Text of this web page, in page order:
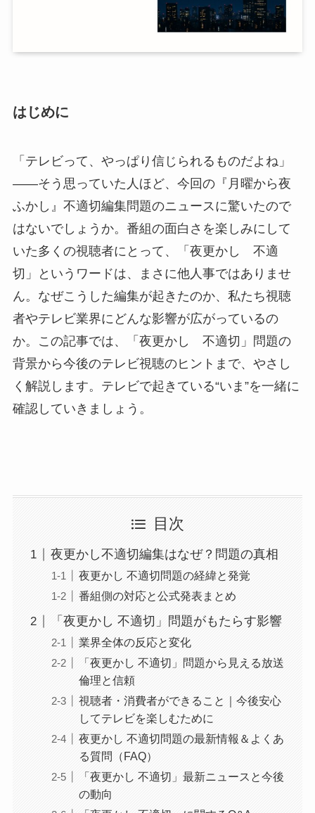
はじめに
「テレビって、やっぱり信じられるものだよね」
――そう思っていた人ほど、今回の『月曜から夜
ふかし』不適切編集問題のニュースに驚いたので
はないでしょうか。番組の面白さを楽しみにして
いた多くの視聴者にとって、「夜更かし 不適
切」というワードは、まさに他人事ではありませ
ん。なぜこうした編集が起きたのか、私たち視聴
者やテレビ業界にどんな影響が広がっているの
か。この記事では、「夜更かし 不適切」問題の
背景から今後のテレビ視聴のヒントまで、やさし
く解説します。テレビで起きている“いま”を一緒に
確認していきましょう。
目次
夜更かし不適切編集はなぜ？問題の真相
夜更かし 不適切問題の経緯と発覚
番組側の対応と公式発表まとめ
「夜更かし 不適切」問題がもたらす影響
業界全体の反応と変化
「夜更かし 不適切」問題から見える放送
倫理と信頼
視聴者・消費者ができること｜今後安心
してテレビを楽しむために
夜更かし 不適切問題の最新情報＆よくあ
る質問（FAQ）
「夜更かし 不適切」最新ニュースと今後
の動向